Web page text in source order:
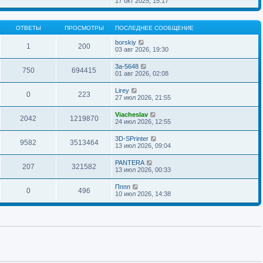
н
и
ю
б
щ
е
н
и
ю
н
е
м
у
о
е
н
ю
о
л
е
д
н
е
у
с
о
о
щ
е
н
и
р
й
т
и
п
л
е
д
е
м
с
щ
е
и
ОТВЕТЫ ПРОСМОТРЫ ПОСЛЕДНЕЕ СООБЩЕНИЕ
1 200
borskiy
03 авг 2026, 19:30
750 694415
3a-5648
01 авг 2026, 02:08
0 223
Lirey
27 июл 2026, 21:55
2042 1219870
Viacheslav
24 июл 2026, 12:55
9582 3513464
3D-SPrinter
13 июл 2026, 09:04
207 321582
PANTERA
13 июл 2026, 00:33
0 496
Пппп
10 июл 2026, 14:38